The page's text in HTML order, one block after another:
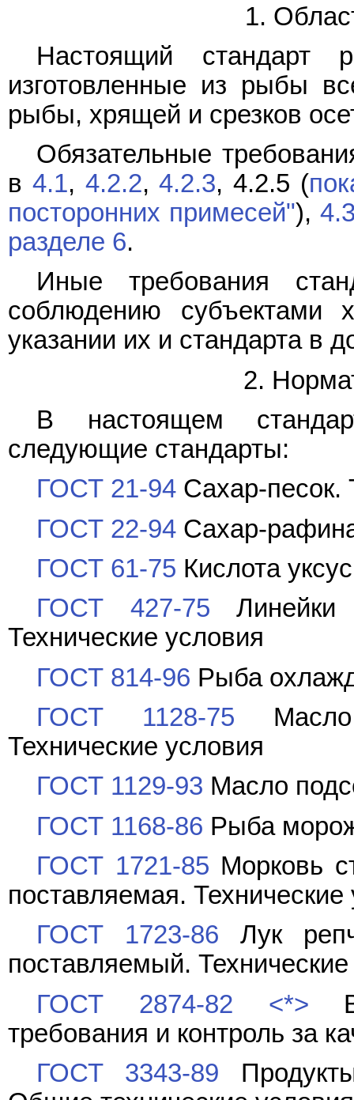
1.
Настоящий стандарт
изготовленные из рыбы
рыбы, хрящей и срезков
Обязательные
в 4.1, 4.2.2,4.2.3, 4.2.5 (
посторонних примесей"),
разделе 6.
Иные требования
соблюдению субъектами
указании их и стандарта в
2.
В настоящем
следующие стандарты:
ГОСТ 21-94 Сахар-песок.
ГОСТ 22-94 Сахар-
ГОСТ 61-75 Кислота
ГОСТ 427-75 Линейки
Технические условия
ГОСТ 814-96 Рыба
ГОСТ 1128-75 Масло
Технические условия
ГОСТ 1129-93 Масло
ГОСТ 1168-86 Рыба
ГОСТ 1721-85 Морковь
поставляемая. Технические
ГОСТ 1723-86 Лук
поставляемый.
ГОСТ 2874-82
<*>
требования и контроль за
ГОСТ 3343-89